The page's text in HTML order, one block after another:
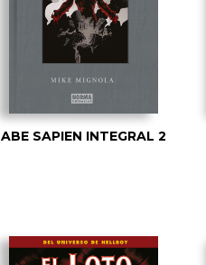
ABE SAPIEN INTEGRAL 2